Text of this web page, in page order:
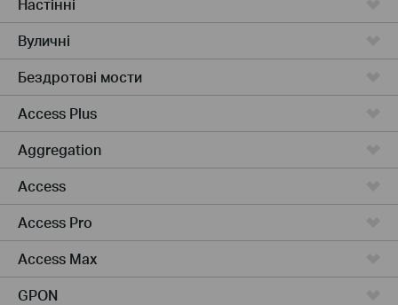
Настінні
Вуличні
Бездротові мости
Access Plus
Aggregation
Access
Access Pro
Access Max
GPON